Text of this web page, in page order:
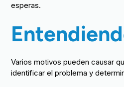
esperas.
Varios motivos pueden causar
identificar el problema y